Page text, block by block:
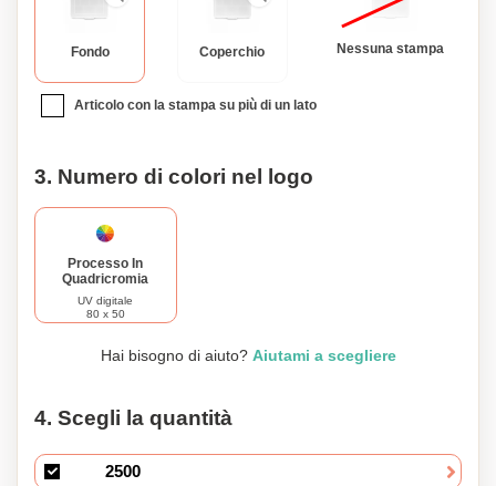
Fondo Coperchio Nessuna stampa
Articolo con la stampa su più di un lato
3. Numero di colori nel logo
Processo In
Quadricromia
UV digitale
80 x 50
Hai bisogno di aiuto? Aiutami a scegliere
4. Scegli la quantità